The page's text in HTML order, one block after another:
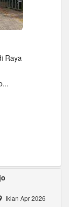
Raya
Iklan Apr 2026